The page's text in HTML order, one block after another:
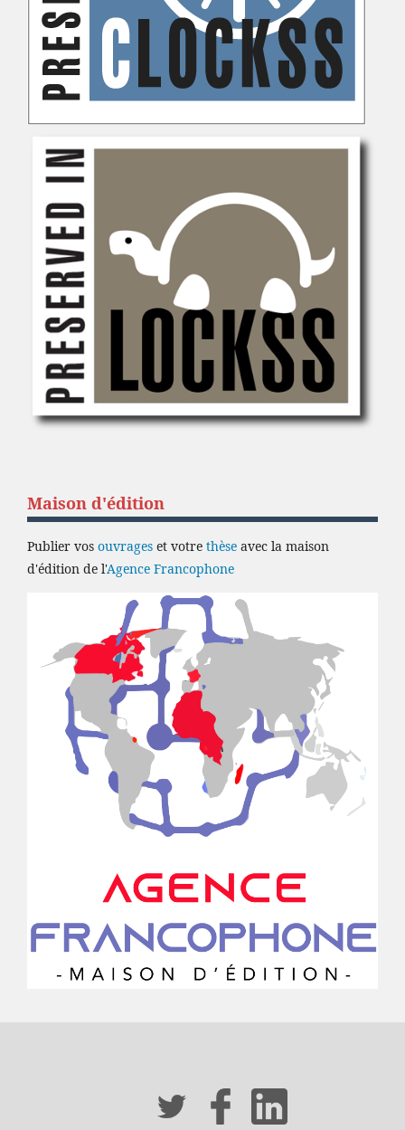
Maison d'édition
Publier vos ouvrages et votre thèse avec la maison
d'édition de l'Agence Francophone